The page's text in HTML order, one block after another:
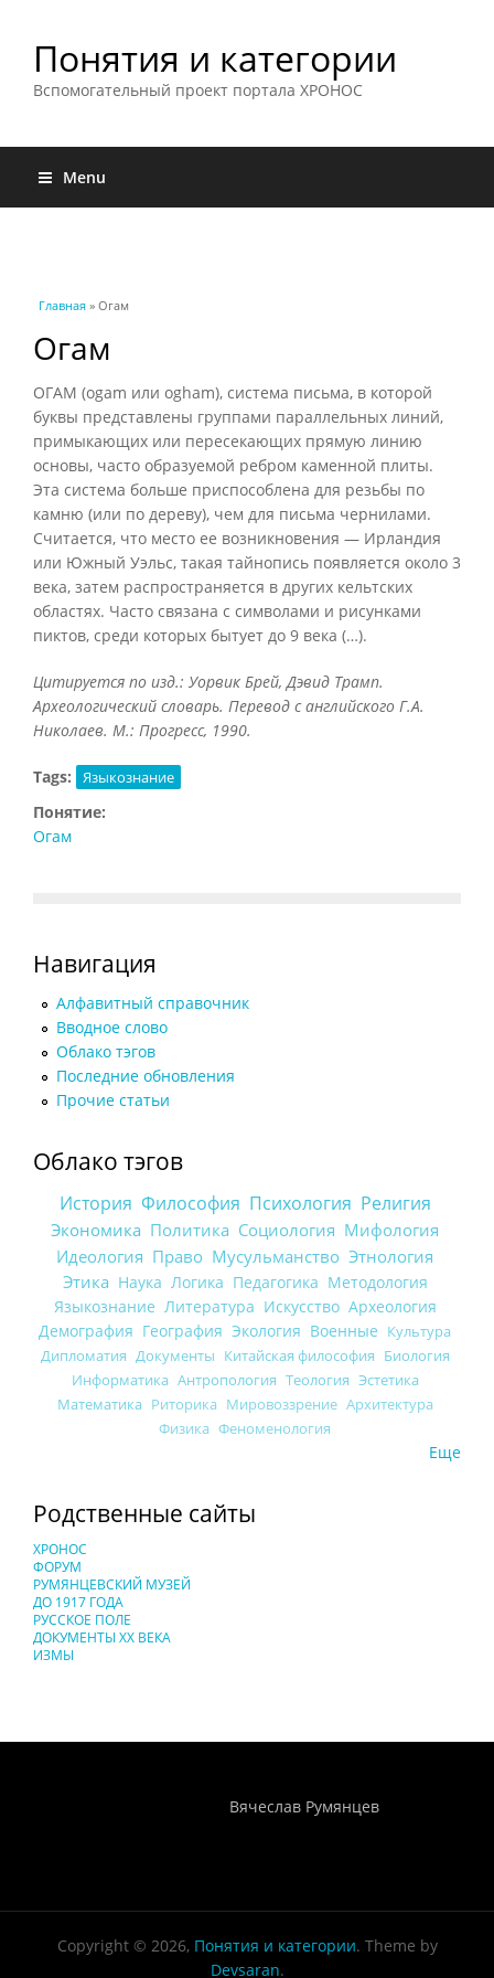
Понятия и категории
Вспомогательный проект портала ХРОНОС
Menu
Вы здесь
Главная » Огам
Огам
ОГАМ (ogam или ogham), система письма, в которой
буквы представлены группами параллельных линий,
примыкающих или пересекающих прямую линию
основы, часто образуемой ребром каменной плиты.
Эта система больше приспособлена для резьбы по
камню (или по дереву), чем для письма чернилами.
Считается, что место ее возникновения — Ирландия
или Южный Уэльс, такая тайнопись появляется около 3
века, затем распространяется в других кельтских
областях. Часто связана с символами и рисунками
пиктов, среди которых бытует до 9 века (…).
Цитируется по изд.: Уорвик Брей, Дэвид Трамп.
Археологический словарь. Перевод с английского Г.А.
Николаев. М.: Прогресс, 1990.
Tags: Языкознание
Понятие:
Огам
Навигация
Алфавитный справочник
Вводное слово
Облако тэгов
Последние обновления
Прочие статьи
Облако тэгов
История Философия Психология Религия
Экономика Политика Социология Мифология
Идеология Право Мусульманство Этнология
Этика Наука Логика Педагогика Методология
Языкознание Литература Искусство Археология
Демография География Экология Военные Культура
Дипломатия Документы Китайская философия Биология
Информатика Антропология Теология Эстетика
Математика Риторика Мировоззрение Архитектура
Физика Феноменология
Еще
Родственные сайты
ХРОНОС
ФОРУМ
РУМЯНЦЕВСКИЙ МУЗЕЙ
ДО 1917 ГОДА
РУССКОЕ ПОЛЕ
ДОКУМЕНТЫ XX ВЕКА
ИЗМЫ
Вячеслав Румянцев
Copyright © 2026, Понятия и категории. Theme by
Devsaran.